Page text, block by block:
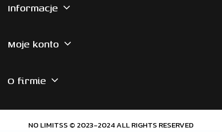
Informacje
Moje konto
O firmie
NO LIMITSS © 2023-2024 ALL RIGHTS RESERVED